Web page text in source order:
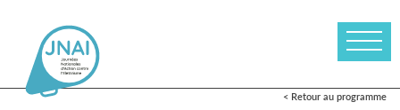
< Retour au programme